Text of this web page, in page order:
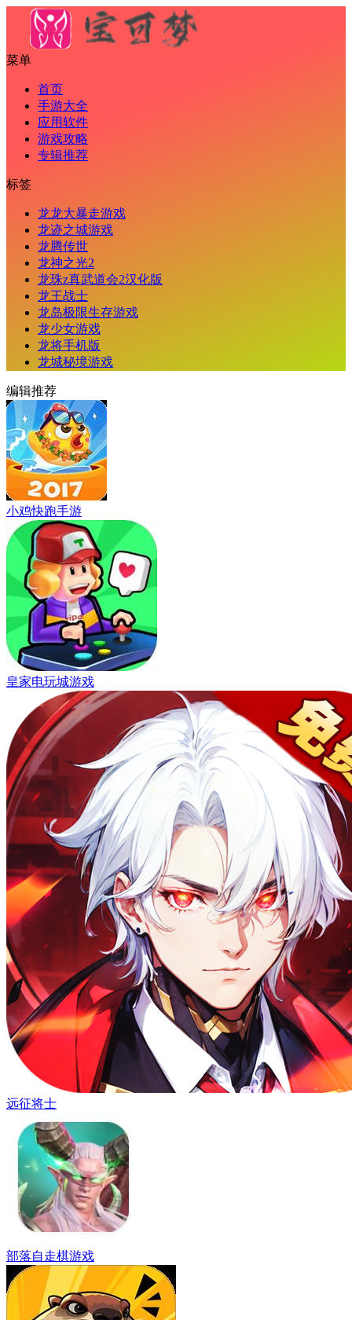
菜单
首页
手游大全
应用软件
游戏攻略
专辑推荐
标签
龙龙大暴走游戏
龙迹之城游戏
龙腾传世
龙神之光2
龙珠z真武道会2汉化版
龙王战士
龙岛极限生存游戏
龙少女游戏
龙将手机版
龙城秘境游戏
编辑推荐
小鸡快跑手游
皇家电玩城游戏
远征将士
部落自走棋游戏